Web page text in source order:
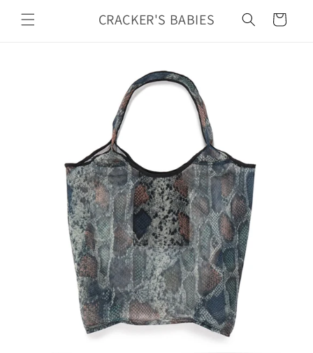
ンツに
進む
CRACKER'S BABIES
ー